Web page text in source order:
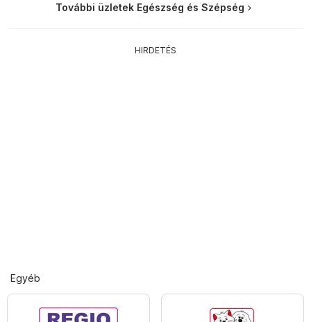
További üzletek Egészség és Szépség
HIRDETÉS
Egyéb